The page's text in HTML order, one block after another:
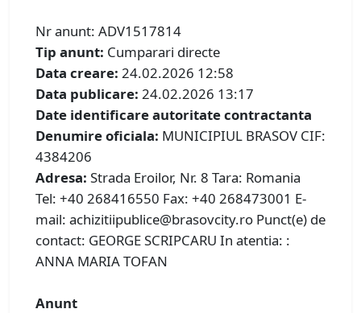
Nr anunt: ADV1517814
Tip anunt: Cumparari directe
Data creare: 24.02.2026 12:58
Data publicare: 24.02.2026 13:17
Date identificare autoritate contractanta
Denumire oficiala: MUNICIPIUL BRASOV CIF:
4384206
Adresa: Strada Eroilor, Nr. 8 Tara: Romania
Tel: +40 268416550 Fax: +40 268473001 E-
mail: achizitiipublice@brasovcity.ro Punct(e) de
contact: GEORGE SCRIPCARU In atentia: :
ANNA MARIA TOFAN
Anunt